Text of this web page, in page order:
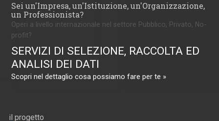
Sei un'Impresa, un'Istituzione, un'Organizzazione,
un Professionista?
Operi a livello internazionale nel settore Pubblico, Privato, No-
profit?
SERVIZI DI SELEZIONE, RACCOLTA ED
ANALISI DEI DATI
Scopri nel dettaglio cosa possiamo fare per te »
il progetto